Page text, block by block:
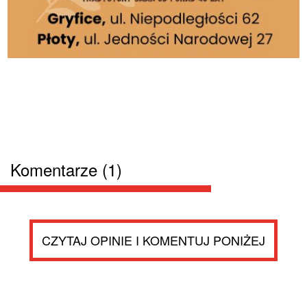
Komentarze (1)
CZYTAJ OPINIE I KOMENTUJ PONIŻEJ